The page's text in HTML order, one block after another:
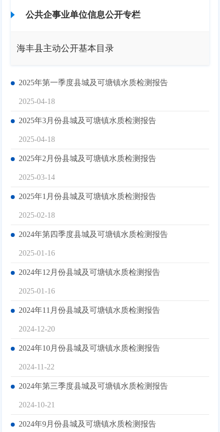
公共企事业单位信息公开专栏
海丰县主动公开基本目录
2025年第一季度县城及可塘镇水质检测报告
2025-04-18
2025年3月份县城及可塘镇水质检测报告
2025-04-18
2025年2月份县城及可塘镇水质检测报告
2025-03-14
2025年1月份县城及可塘镇水质检测报告
2025-02-18
2024年第四季度县城及可塘镇水质检测报告
2025-01-16
2024年12月份县城及可塘镇水质检测报告
2025-01-16
2024年11月份县城及可塘镇水质检测报告
2024-12-20
2024年10月份县城及可塘镇水质检测报告
2024-11-22
2024年第三季度县城及可塘镇水质检测报告
2024-10-21
2024年9月份县城及可塘镇水质检测报告